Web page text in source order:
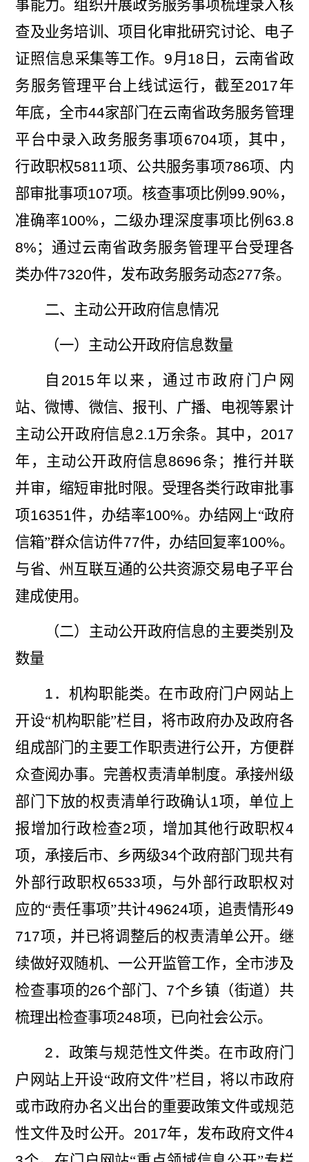
事能力。组织开展政务服务事项梳理录入核
查及业务培训、项目化审批研究讨论、电子
证照信息采集等工作。 9月 18 日，云南省政
务服务管理平台上线试运行，截至2017年
年底，全市44家部门在云南省政务服务管理
平台中录入政务服务事项 6704项，其中，
行政职权5811项、公共服务事项786项、内
部审批事项107项。核查事项比例 99.90%，
准确率100% ，二级办理深度事项比例 63.8
8%；通过云南省政务服务管理平台受理各
类办件7320件，发布政务服务动态277条。
二、主动公开政府信息情况
（一）主动公开政府信息数量
自 2015 年以来，通过市政府门户网
站、微博、微信、报刊、广播、电视等累计
主动公开政府信息2.1万余条。其中， 2017
年，主动公开政府信息8696条；推行并联
并审，缩短审批时限。受理各类行政审批事
项16351件，办结率100%。办结网上“政府
信箱”群众信访件77件，办结回复率100%。
与省、州互联互通的公共资源交易电子平台
建成使用。
（二）主动公开政府信息的主要类别及
数量
1 ．机构职能类。在市政府门户网站 上
开设“机构职能”栏目 ，将市政府办及政府各
组成部门的主要工作职责进行公开，方便群
众查阅办事。完善权责清单制度。承接州级
部门下放的权责清单行政确认1项，单位上
报增加行政检查2项，增加其他行政职权4
项，承接后市、乡两级34个政府部门现共有
外部行政职权6533项，与外部行政职权对
应的“责任事项”共计49624项，追责情形49
717项，并已将调整后的权责清单公开。继
续做好双随机、一公开监管工作，全市涉及
检查事项的26个部门、 7个乡镇（街道）共
梳理出检查事项248项，已向社会公示。
2 ．政策与规范性文件类。在市政府门
户网站 上开设“政府文件”栏目，将以市政府
或市政府办名义出台的重要政策文件或规范
性文件及时公开。 2017年，发布政府文件4